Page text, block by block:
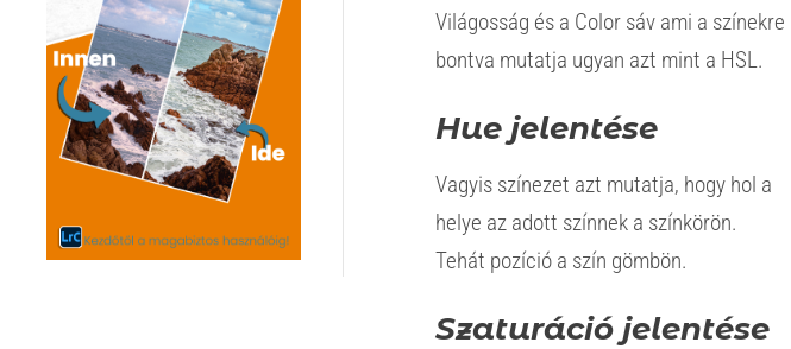
Világosság és a Color sáv ami a színekre
bontva mutatja ugyan azt mint a HSL.
Hue jelentése
Vagyis színezet azt mutatja, hogy hol a
helye az adott színnek a színkörön.
Tehát pozíció a szín gömbön.
Szaturáció jelentése